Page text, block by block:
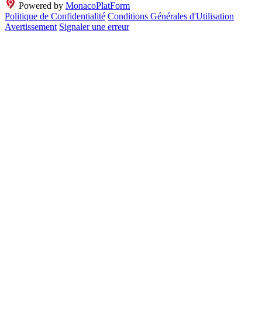
Powered by MonacoPlatForm
Politique de Confidentialité Conditions Générales d'Utilisation
Avertissement Signaler une erreur